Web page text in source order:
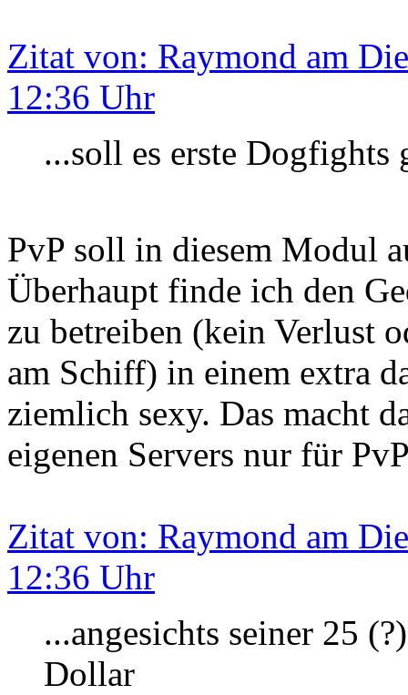
Zitat von: Raymond am
12:36 Uhr
...soll es erste Dogfights
PvP soll in diesem Modul
Überhaupt finde ich den
zu betreiben (kein Verlust
am Schiff) in einem extra
ziemlich sexy. Das macht
eigenen Servers nur für
Zitat von: Raymond am
12:36 Uhr
...angesichts seiner 25
Dollar